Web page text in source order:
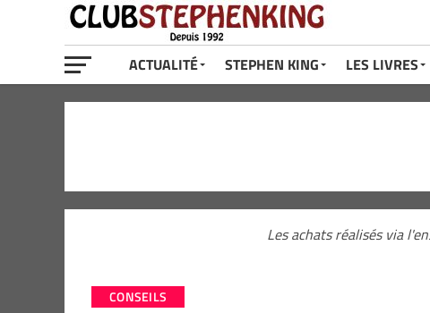
ACTUALITÉ STEPHEN KING LES LIVRES
Les achats réalisés via
CONSEILS